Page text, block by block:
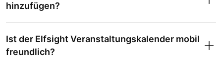
hinzufügen?
Ist der Elfsight Veranstaltungskalender mobil
freundlich?